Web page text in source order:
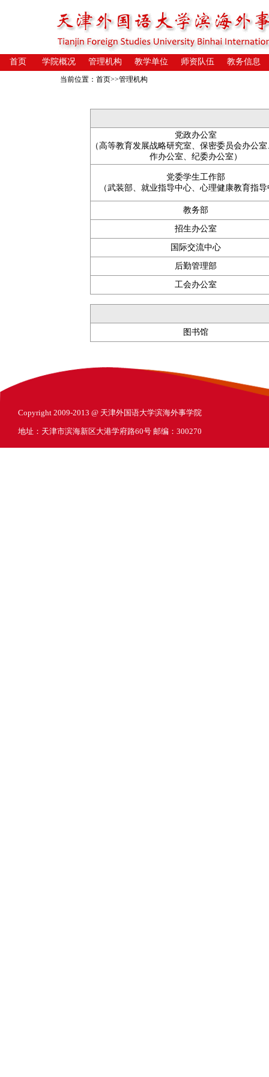
首页 学院概况 管理机构 教学单位 师资队伍 教务信息
当前位置： 首页>>管理机构
党政办公室
（高等教育发展战略研究室、保密委员会办公
作办公室、纪委办公室）
党委学生工作部
（武装部、就业指导中心、心理健康教育指
教务部
招生办公室
国际交流中心
后勤管理部
工会办公室
图书馆
Copyright 2009-2013 @ 天津外国语大学滨海外事学院
地址：天津市滨海新区大港学府路60号 邮编：300270